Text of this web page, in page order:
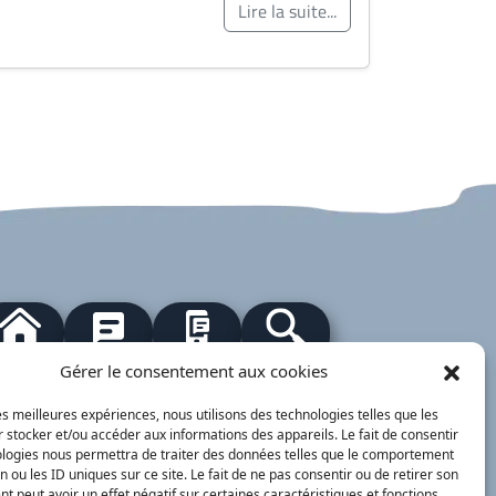
Gérer le consentement aux cookies
meilleures expériences, nous utilisons des technologies telles que les
stocker et/ou accéder aux informations des appareils. Le fait de consentir
nous permettra de traiter des données telles que le comportement
ou les ID uniques sur ce site. Le fait de ne pas consentir ou de retirer son
Lire la suite...
Démarches
Contacts
Mentions
légales
Plan du site
- 2023